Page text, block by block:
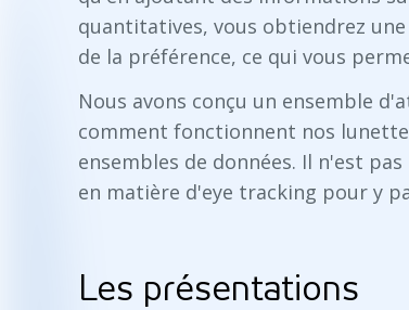
quantitatives, vous obtiendrez
de la préférence, ce qui vous
Nous avons conçu un ensemble
comment fonctionnent nos
ensembles de données. Il n'est
en matière d'eye tracking pour y
Les présentations